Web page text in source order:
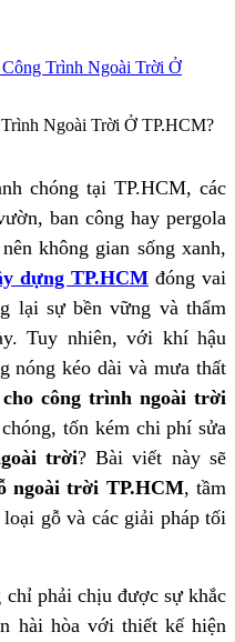
Trình Ngoài Trời Ở
Ngoài Trời Ở TP.HCM?
chóng tại TP.HCM, các
ban công hay pergola
không gian sống xanh,
dựng TP.HCM đóng vai
lại sự bền vững và thẩm
Tuy nhiên, với khí hậu
nóng kéo dài và mưa thất
công trình ngoài trời
tốn kém chi phí sửa
trời? Bài viết này sẽ
ngoài trời TP.HCM, tầm
gỗ và các giải pháp tối
chỉ phải chịu được sự khắc
hài hòa với thiết kế hiện